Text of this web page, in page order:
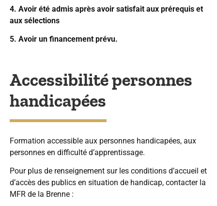
4. Avoir été admis après avoir satisfait aux prérequis et
aux sélections
5. Avoir un financement prévu.
Accessibilité personnes
handicapées
Formation accessible aux personnes handicapées, aux
personnes en difficulté d’apprentissage.
Pour plus de renseignement sur les conditions d’accueil et
d’accès des publics en situation de handicap, contacter la
MFR de la Brenne :